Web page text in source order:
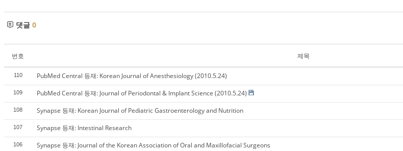
댓글 0
번호 제목
110 PubMed Central 등재: Korean Journal of Anesthesiology (2010.5.24)
109 PubMed Central 등재: Journal of Periodontal & Implant Science (2010.5.24)
108 Synapse 등재: Korean Journal of Pediatric Gastroenterology and Nutrition
107 Synapse 등재: Intestinal Research
106 Synapse 등재: Journal of the Korean Association of Oral and Maxillofacial Surgeons